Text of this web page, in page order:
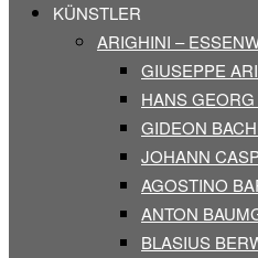
KÜNSTLER
ARIGHINI –
GIUSEPPE
HANS
GIDEON
JOHANN
AGOSTINO
ANTON
BLASIUS